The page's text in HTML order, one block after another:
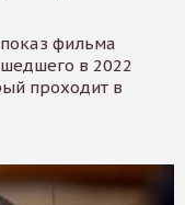
фильма
в 2022
проходит в